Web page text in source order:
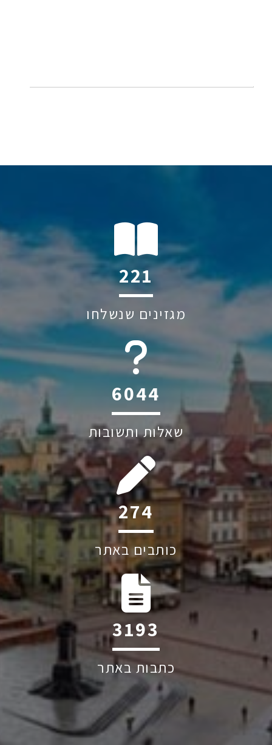
221
מגזינים שנשלחו
6044
שאלות ותשובות
274
כותבים באתר
3193
כתבות באתר